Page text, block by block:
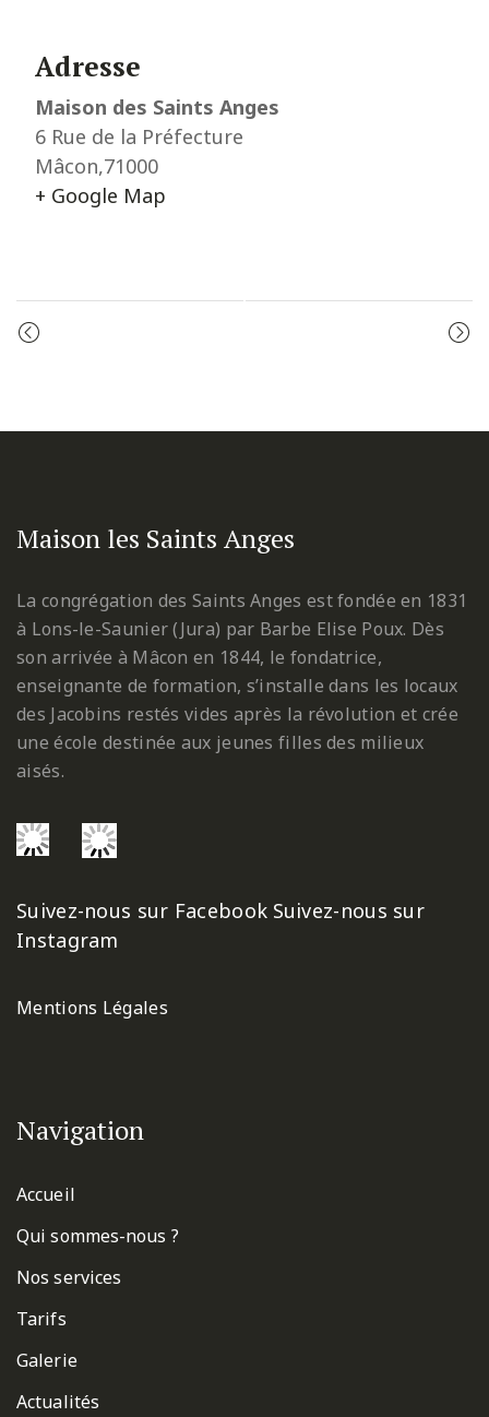
Adresse
Maison des Saints Anges
6 Rue de la Préfecture
Mâcon,71000
+ Google Map
Event
Maison les Saints Anges
La congrégation des Saints Anges est fondée en 1831
à Lons-le-Saunier (Jura) par Barbe Elise Poux. Dès
son arrivée à Mâcon en 1844, le fondatrice,
enseignante de formation, s’installe dans les locaux
des Jacobins restés vides après la révolution et crée
une école destinée aux jeunes filles des milieux
aisés.
Suivez-nous sur Facebook Suivez-nous sur
Instagram
Mentions Légales
Navigation
Accueil
Qui sommes-nous ?
Nos services
Tarifs
Galerie
Actualités